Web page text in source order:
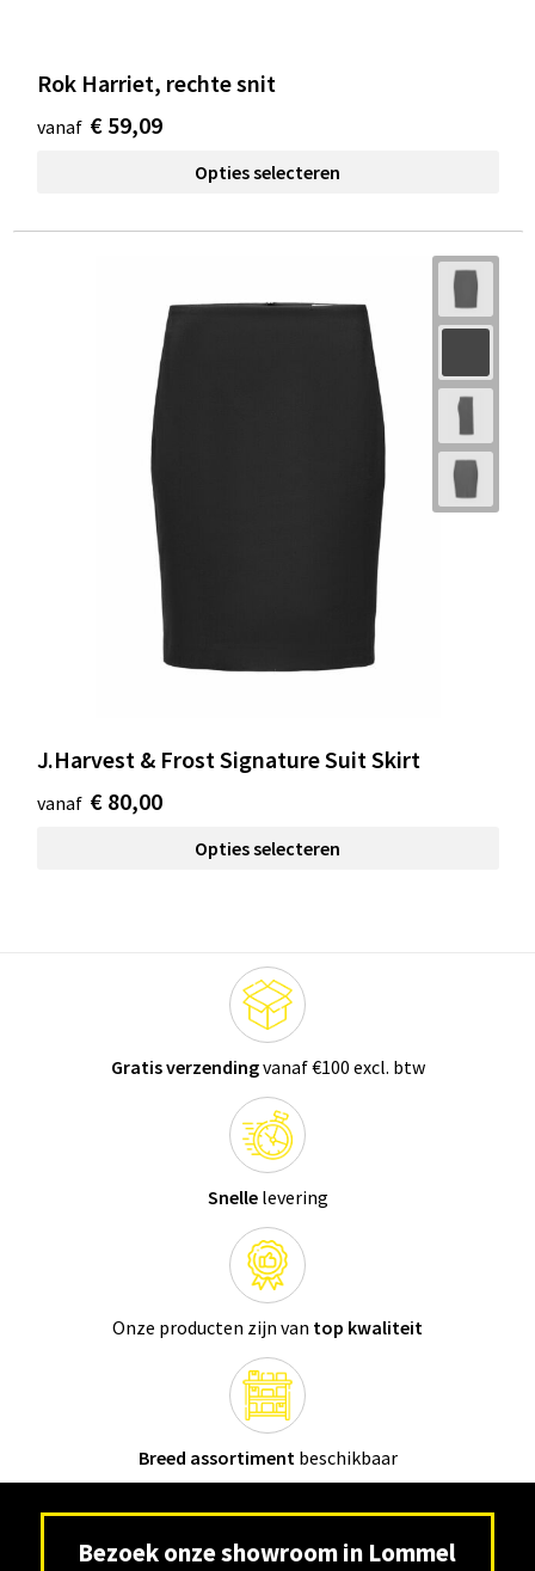
Rok Harriet, rechte snit
vanaf € 59,09
Opties selecteren
J.Harvest & Frost Signature Suit Skirt
vanaf € 80,00
Opties selecteren
Gratis verzendingvanaf €100 excl. btw
Snellelevering
Onze producten zijn van top kwaliteit
Breed assortiment beschikbaar
Bezoek onze showroom in Lommel